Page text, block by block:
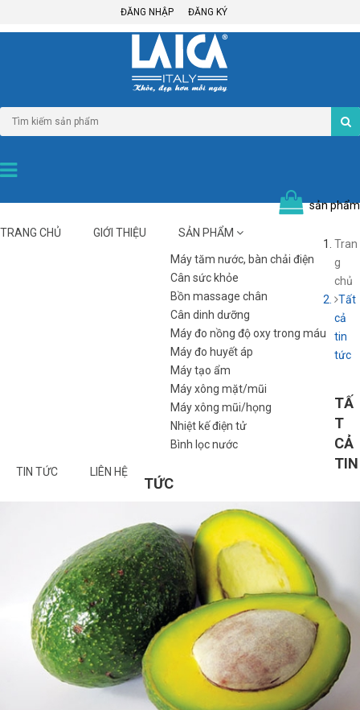
ĐĂNG NHẬP ĐĂNG KÝ
sản phẩm
TRANG CHỦ GIỚI THIỆU SẢN PHẨM
Máy tăm nước, bàn chải điện
Cân sức khỏe
Bồn massage chân
Cân dinh dưỡng
Máy đo nồng độ oxy trong máu
Máy đo huyết áp
Máy tạo ẩm
Máy xông mặt/mũi
Máy xông mũi/họng
Nhiệt kế điện tử
Bình lọc nước
TIN TỨC LIÊN HỆ
Tran
g
chủ
Tất
cả
tin
tức
TẤ
T
CẢ
TIN
TỨC